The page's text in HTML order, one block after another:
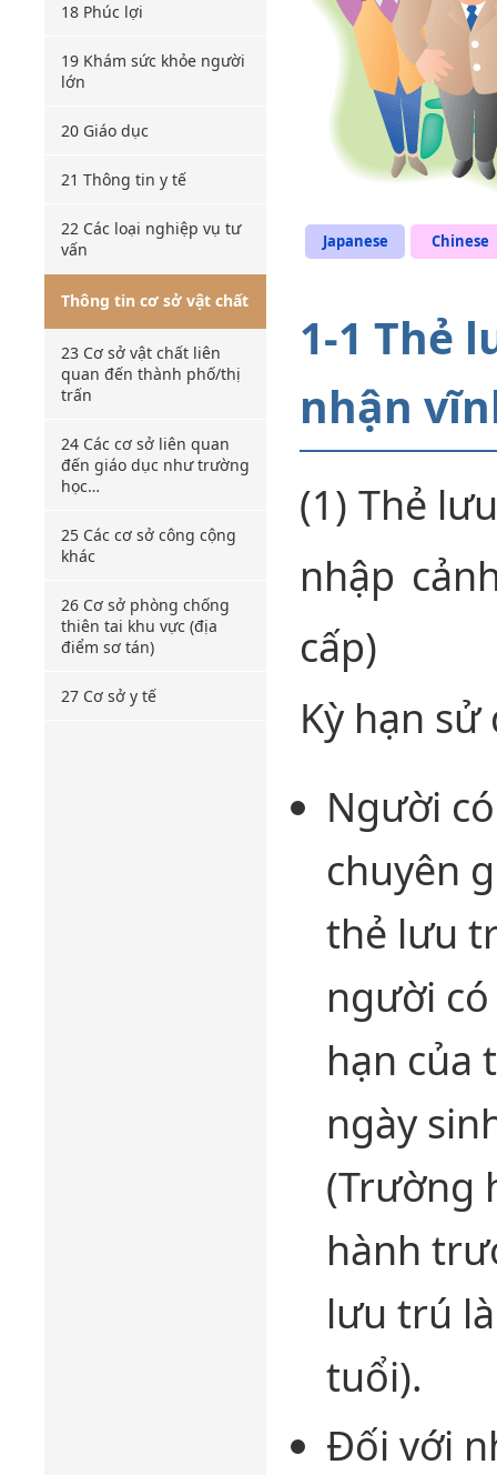
18 Phúc lợi
19 Khám sức khỏe người
lớn
20 Giáo dục
21 Thông tin y tế
22 Các loại nghiệp vụ tư
vấn
Thông tin cơ sở vật chất
23 Cơ sở vật chất liên
quan đến thành phố/thị
trấn
24 Các cơ sở liên quan
đến giáo dục như trường
học…
25 Các cơ sở công cộng
khác
26 Cơ sở phòng chống
thiên tai khu vực (địa
điểm sơ tán)
27 Cơ sở y tế
Japanese Chinese
1-1 Thẻ
nhận
(1) Thẻ
nhập
cấp)
Kỳ hạn
Người
chuyên
thẻ lưu
người
hạn của
ngày
(Trường
hành
lưu trú
tuổi).
Đối với